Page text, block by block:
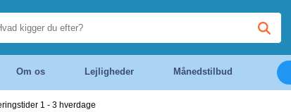
Om os Lejligheder Månedstilbud
1 - 3 hverdage